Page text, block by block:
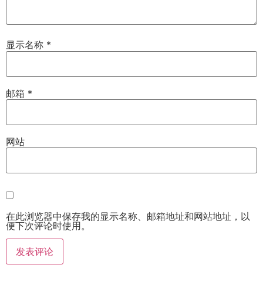
显示名称 *
邮箱 *
网站
在此浏览器中保存我的显示名称、邮箱地址和网站地址，以
便下次评论时使用。